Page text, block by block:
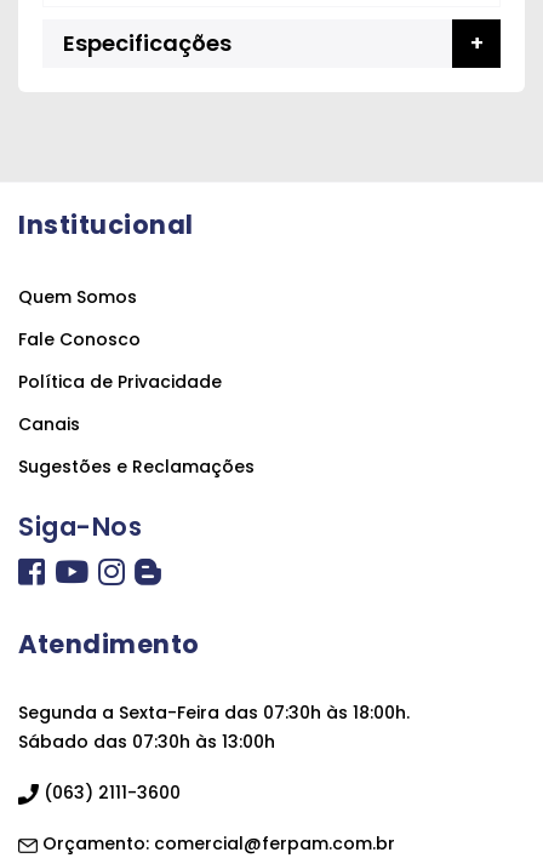
Especificações
Institucional
Quem Somos
Fale Conosco
Política de Privacidade
Canais
Sugestões e Reclamações
Siga-Nos
Atendimento
Segunda a Sexta-Feira das 07:30h às 18:00h.
Sábado das 07:30h às 13:00h
(063) 2111-3600
Orçamento: comercial@ferpam.com.br